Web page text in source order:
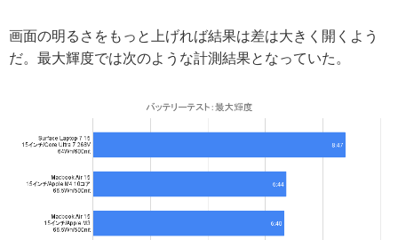
画面の明るさをもっと上げれば結果は差は大きく開くよう
だ。最大輝度では次のような計測結果となっていた。